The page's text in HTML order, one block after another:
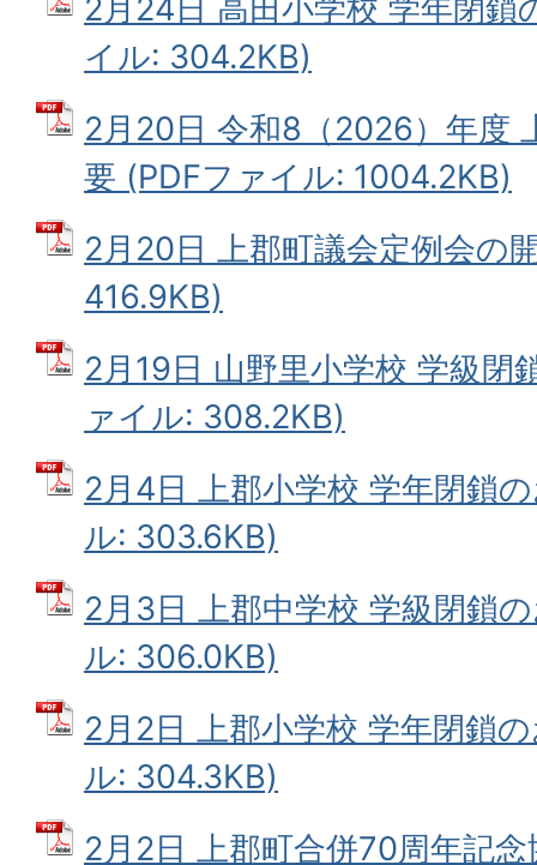
2月24日 高田小学校 学年閉鎖
イル: 304.2KB)
2月20日 令和8（2026）年度
要 (PDFファイル: 1004.2KB)
2月20日 上郡町議会定例会の
416.9KB)
2月19日 山野里小学校 学級閉
ァイル: 308.2KB)
2月4日 上郡小学校 学年閉鎖
ル: 303.6KB)
2月3日 上郡中学校 学級閉鎖
ル: 306.0KB)
2月2日 上郡小学校 学年閉鎖
ル: 304.3KB)
2月2日 上郡町合併70周年記